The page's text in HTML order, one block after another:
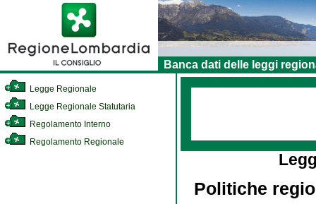
Banca dati delle leggi
Legge Regionale
Legge Regionale Statutaria
Regolamento Interno
Regolamento Regionale
Politiche